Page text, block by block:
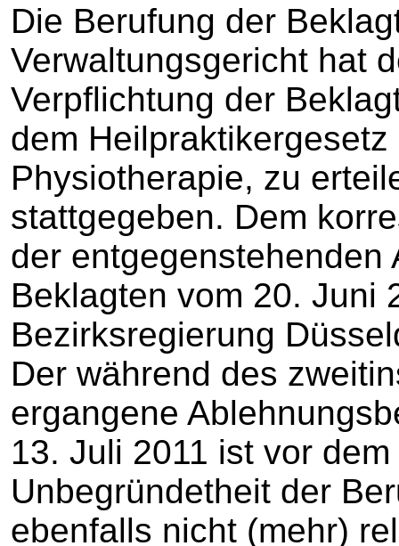
Die Berufung der
Verwaltungsgericht hat
Verpflichtung der
dem
Physiotherapie, zu
stattgegeben. Dem
der entgegenstehenden
Beklagten vom 20. Juni
Bezirksregierung
Der während des
ergangene
13. Juli 2011 ist vor
Unbegründetheit der
ebenfalls nicht (mehr)